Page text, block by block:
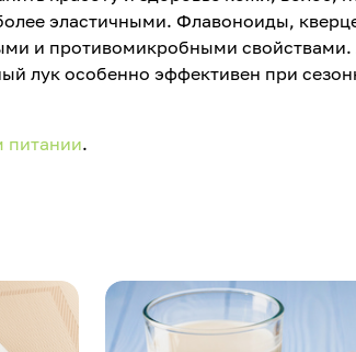
эластичными. Флавоноиды,
и противомикробными
лук особенно эффективен при
питании.